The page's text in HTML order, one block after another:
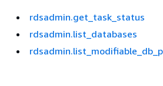
rdsadmin.get_task_status
rdsadmin.list_databases